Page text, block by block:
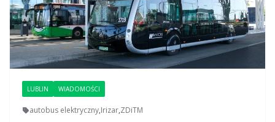
LUBLIN WIADOMOŚCI
autobus elektryczny,Irizar,ZDiTM